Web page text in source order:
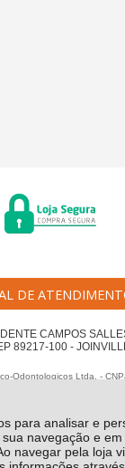
para analisar e
navegação e
navegar pela loja
DE
CAMPOS
89217-100 -
Odontologicos Ltda. -